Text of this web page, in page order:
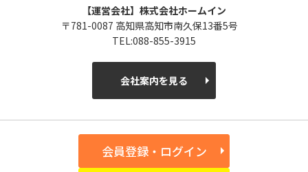
【運営会社】株式会社ホームイン
〒781-0087 高知県高知市南久保13番5号
TEL:088-855-3915
会社案内を見る
会員登録・ログイン